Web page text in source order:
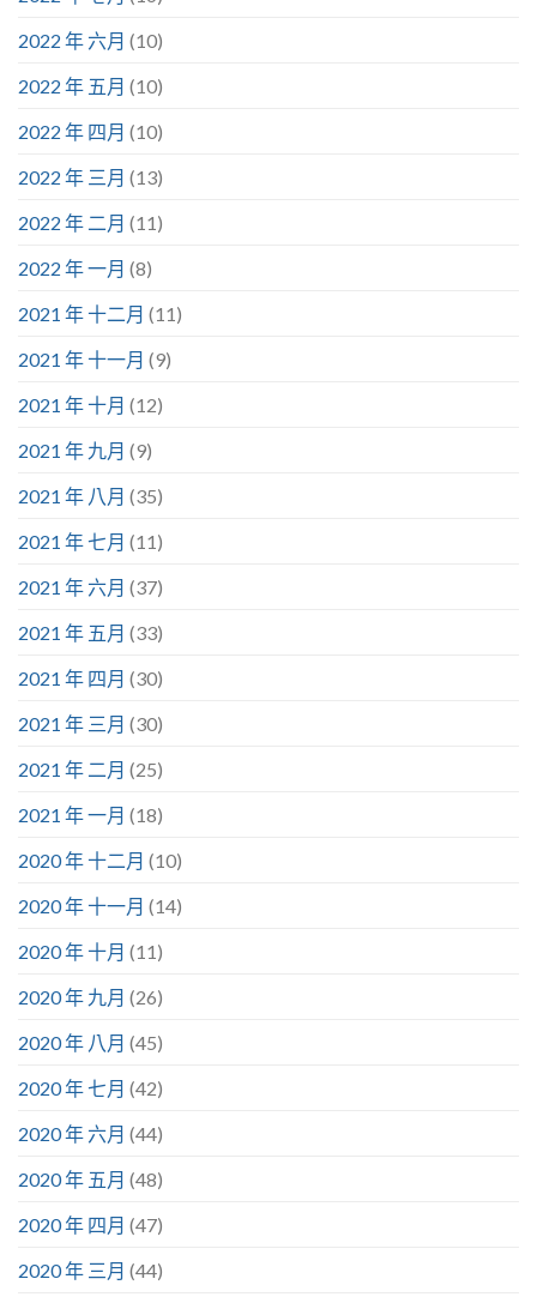
2022 年 六月 (10)
2022 年 五月 (10)
2022 年 四月 (10)
2022 年 三月 (13)
2022 年 二月 (11)
2022 年 一月 (8)
2021 年 十二月 (11)
2021 年 十一月 (9)
2021 年 十月 (12)
2021 年 九月 (9)
2021 年 八月 (35)
2021 年 七月 (11)
2021 年 六月 (37)
2021 年 五月 (33)
2021 年 四月 (30)
2021 年 三月 (30)
2021 年 二月 (25)
2021 年 一月 (18)
2020 年 十二月 (10)
2020 年 十一月 (14)
2020 年 十月 (11)
2020 年 九月 (26)
2020 年 八月 (45)
2020 年 七月 (42)
2020 年 六月 (44)
2020 年 五月 (48)
2020 年 四月 (47)
2020 年 三月 (44)